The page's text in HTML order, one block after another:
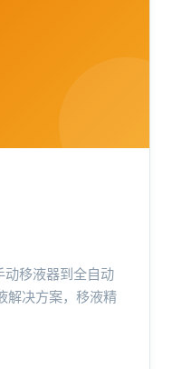
移液器到全自动
解决方案，移液精